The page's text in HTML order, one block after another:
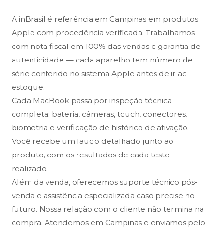
A inBrasil é referência em Campinas em produtos
Apple com procedência verificada. Trabalhamos
com nota fiscal em 100% das vendas e garantia de
autenticidade — cada aparelho tem número de
série conferido no sistema Apple antes de ir ao
estoque.
Cada MacBook passa por inspeção técnica
completa: bateria, câmeras, touch, conectores,
biometria e verificação de histórico de ativação.
Você recebe um laudo detalhado junto ao
produto, com os resultados de cada teste
realizado.
Além da venda, oferecemos suporte técnico pós-
venda e assistência especializada caso precise no
futuro. Nossa relação com o cliente não termina na
compra. Atendemos em Campinas e enviamos pelo